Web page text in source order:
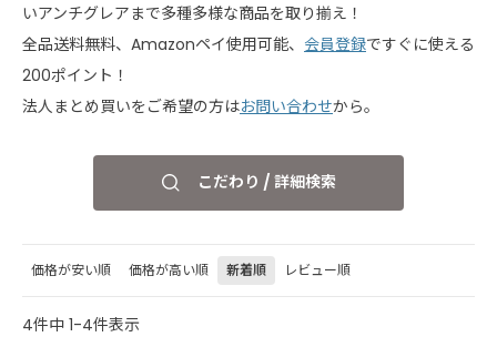
いアンチグレアまで多種多様な商品を取り揃え！
全品送料無料、Amazonペイ使用可能、 会員登録ですぐに使える
200ポイント！
法人まとめ買いをご希望の方はお問い合わせから。
こだわり / 詳細検索
価格が安い順 価格が高い順 新着順 レビュー順
4件中 1-4件表示